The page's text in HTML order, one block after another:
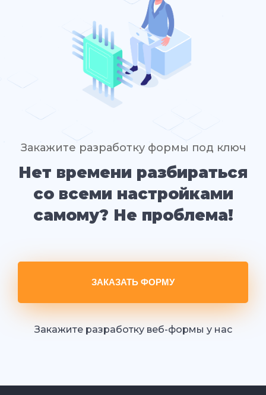
Закажите разработку формы под ключ
Нет времени разбираться
со всеми настройками
самому? Не проблема!
ЗАКАЗАТЬ ФОРМУ
Закажите разработку веб-формы у нас